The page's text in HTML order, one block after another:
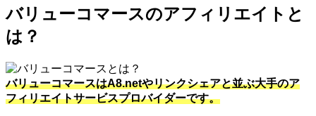
バリューコマースのアフィリエイトと
は？
バリューコマースはA8.netやリンクシェアと並ぶ大手のア
フィリエイトサービスプロバイダーです。